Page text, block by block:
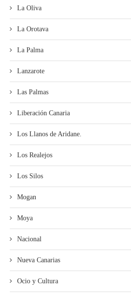
La Oliva
La Orotava
La Palma
Lanzarote
Las Palmas
Liberación Canaria
Los Llanos de Aridane.
Los Realejos
Los Silos
Mogan
Moya
Nacional
Nueva Canarias
Ocio y Cultura